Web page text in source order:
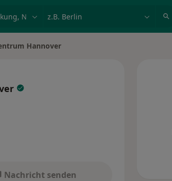
Hannover
Nachricht senden